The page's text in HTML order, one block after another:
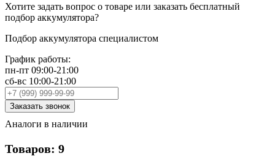
Хотите задать вопрос о товаре или заказать бесплатный
подбор аккумулятора?
Подбор аккумулятора специалистом
График работы:
пн-пт 09:00-21:00
сб-вс 10:00-21:00
Заказать звонок
Аналоги в наличии
Товаров: 9